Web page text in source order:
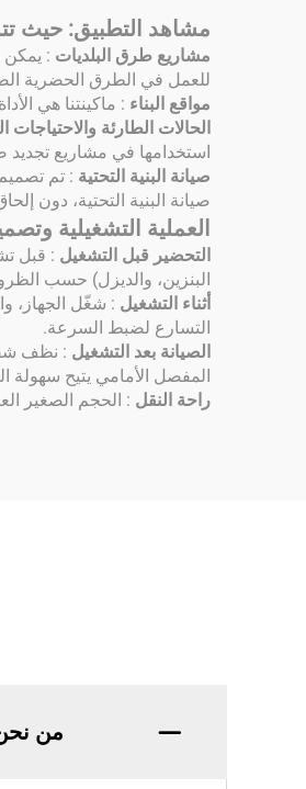
مشاهد التطبيق: حيث
مشاريع طرق البلديات : يمكن
للعمل في الطرق الحضرية
مواقع البناء : ماكينتنا هي
الحالات الطارئة والاحتياجات
استخدامها في مشاريع
صيانة البنية التحتية : تم
صيانة البنية التحتية، دون
العملية التشغيلية
التحضير قبل التشغيل : قبل
البنزين، والديزل) حسب
أثناء التشغيل : شغّل الجهاز،
التسارع لضبط السرعة.
الصيانة بعد التشغيل : نظف
المفصل الأمامي يتيح سهولة
راحة النقل : الحجم الصغير العام للآلات (120×60×95سم - 170×60×110سم) والوزن المعقول (106 كجم - 250
من